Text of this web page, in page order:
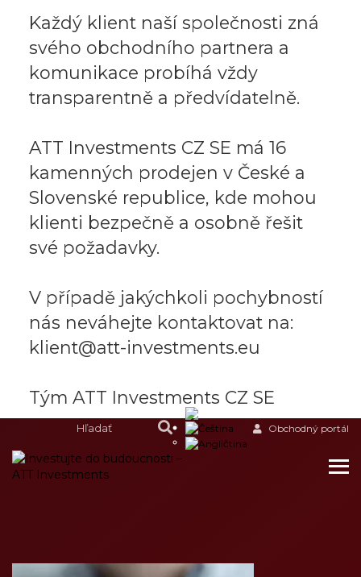
Každý klient naší společnosti zná
svého obchodního partnera a
komunikace probíhá vždy
transparentně a předvídatelně.
ATT Investments CZ SE má 16
kamenných prodejen v České a
Slovenské republice, kde mohou
klienti bezpečně a osobně řešit
své požadavky.
V případě jakýchkoli pochybností
nás neváhejte kontaktovat na:
klient@att-investments.eu
Tým ATT Investments CZ SE
Obchodný portál
PONUKA